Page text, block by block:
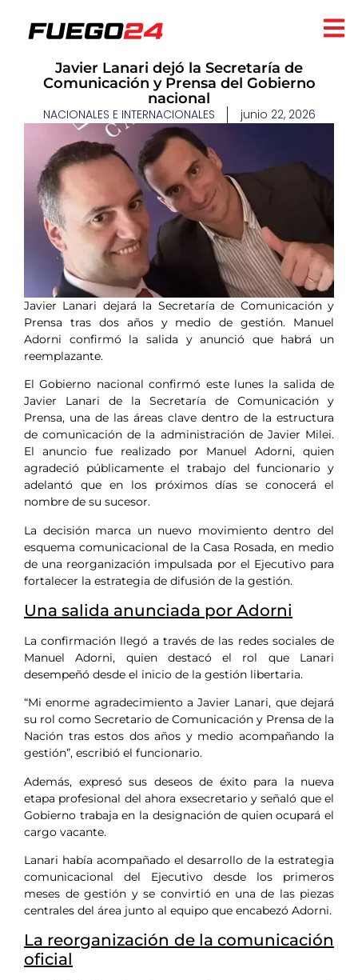
Javier Lanari dejó la Secretaría de
Comunicación y Prensa del Gobierno
nacional
NACIONALES E INTERNACIONALES junio 22, 2026
Javier Lanari dejará la Secretaría de Comunicación y
Prensa tras dos años y medio de gestión. Manuel
Adorni confirmó la salida y anunció que habrá un
reemplazante.
El Gobierno nacional confirmó este lunes la salida de
Javier Lanari de la Secretaría de Comunicación y
Prensa, una de las áreas clave dentro de la estructura
de comunicación de la administración de Javier Milei.
El anuncio fue realizado por Manuel Adorni, quien
agradeció públicamente el trabajo del funcionario y
adelantó que en los próximos días se conocerá el
nombre de su sucesor.
La decisión marca un nuevo movimiento dentro del
esquema comunicacional de la Casa Rosada, en medio
de una reorganización impulsada por el Ejecutivo para
fortalecer la estrategia de difusión de la gestión.
Una salida anunciada por Adorni
La confirmación llegó a través de las redes sociales de
Manuel Adorni, quien destacó el rol que Lanari
desempeñó desde el inicio de la gestión libertaria.
“Mi enorme agradecimiento a Javier Lanari, que dejará
su rol como Secretario de Comunicación y Prensa de la
Nación tras estos dos años y medio acompañando la
gestión”, escribió el funcionario.
Además, expresó sus deseos de éxito para la nueva
etapa profesional del ahora exsecretario y señaló que el
Gobierno trabaja en la designación de quien ocupará el
cargo vacante.
Lanari había acompañado el desarrollo de la estrategia
comunicacional del Ejecutivo desde los primeros
meses de gestión y se convirtió en una de las piezas
centrales del área junto al equipo que encabezó Adorni.
La reorganización de la comunicación
oficial